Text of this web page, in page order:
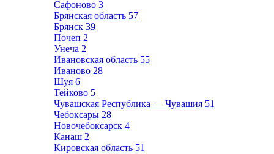
Сафоново 3
Брянская область 57
Брянск 39
Почеп 2
Унеча 2
Ивановская область 55
Иваново 28
Шуя 6
Тейково 5
Чувашская Республика — Чувашия 51
Чебоксары 28
Новочебоксарск 4
Канаш 2
Кировская область 51